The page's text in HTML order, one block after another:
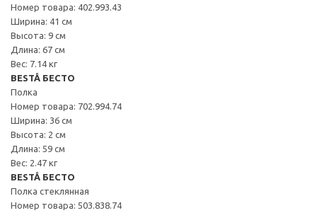
Номер товара: 402.993.43
Ширина: 41 см
Высота: 9 см
Длина: 67 см
Вес: 7.14 кг
BESTÅ БЕСТО
Полка
Номер товара: 702.994.74
Ширина: 36 см
Высота: 2 см
Длина: 59 см
Вес: 2.47 кг
BESTÅ БЕСТО
Полка стеклянная
Номер товара: 503.838.74